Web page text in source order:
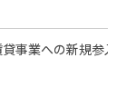
事業への新規参入